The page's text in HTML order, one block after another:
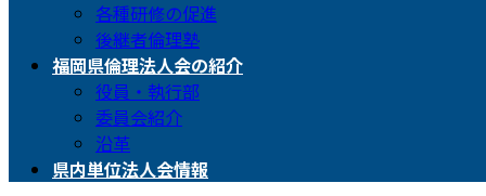
各種研修の促進
後継者倫理塾
福岡県倫理法人会の紹介
役員・執行部
委員会紹介
沿革
県内単位法人会情報